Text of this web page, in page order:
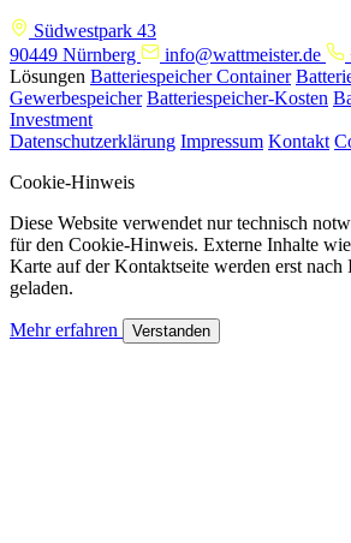
Südwestpark 43
90449 Nürnberg
info@wattmeister.de
Lösungen Batteriespeicher Container
Gewerbespeicher Batteriespeicher-Kosten
Investment
Datenschutzerklärung Impressum Kontakt
Cookie-Hinweis
Diese Website verwendet nur technisch
für den Cookie-Hinweis. Externe Inhalte
Karte auf der Kontaktseite werden erst
geladen.
Mehr erfahren Verstanden